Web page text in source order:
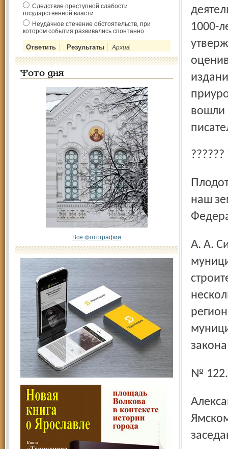
Следствие преступной слабости
государственной власти
Неудачное стечение обстоятельств, при
котором события развивались спонтанно
Архив
Фото дня
Все фотографии
1000-
вошли
??????
Плодотворно поработал в эти дни в Ярославле и области
наш
А. А. Сизов. Так, в ходе рабочего визита в Борисоглебский
закона
№ 122.
Александр Александрович побывал также в Гаврилов-